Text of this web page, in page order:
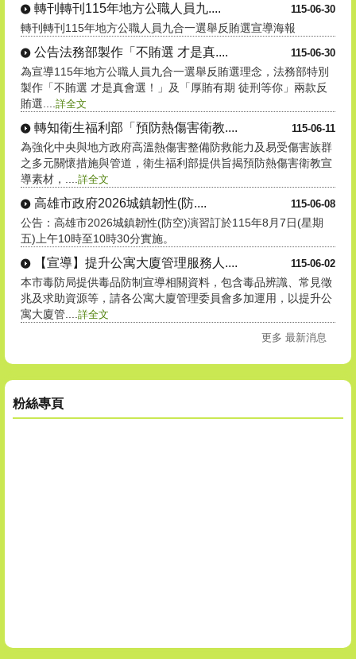
115-06-30
轉刊轉刊115年地方公職人員九....
轉刊轉刊115年地方公職人員九合一選舉反賄選宣導海報
115-06-30
公告法務部製作「不賄選 才是真....
為宣導115年地方公職人員九合一選舉反賄選理念，法務部特別
製作「不賄選 才是真會選！」及「厚賄有期 徒刑等你」兩款反
賄選.... 詳全文
115-06-11
轉知衛生福利部「預防熱傷害衛教....
為強化中央與地方政府高溫熱傷害整備防救能力及易受傷害族群
之多元關懷措施與管道，衛生福利部提供旨揭預防熱傷害衛教宣
導素材，.... 詳全文
115-06-08
高雄市政府2026城鎮韌性(防....
公告：高雄市2026城鎮韌性(防空)演習訂於115年8月7日(星期
五)上午10時至10時30分實施。
115-06-02
【宣導】提升公寓大廈管理服務人....
本市毒防局提供毒品防制宣導相關資料，包含毒品辨識、常見徵
兆及求助資源等，請各公寓大廈管理委員會多加運用，以提升公
寓大廈管.... 詳全文
更多 最新消息
粉絲專頁